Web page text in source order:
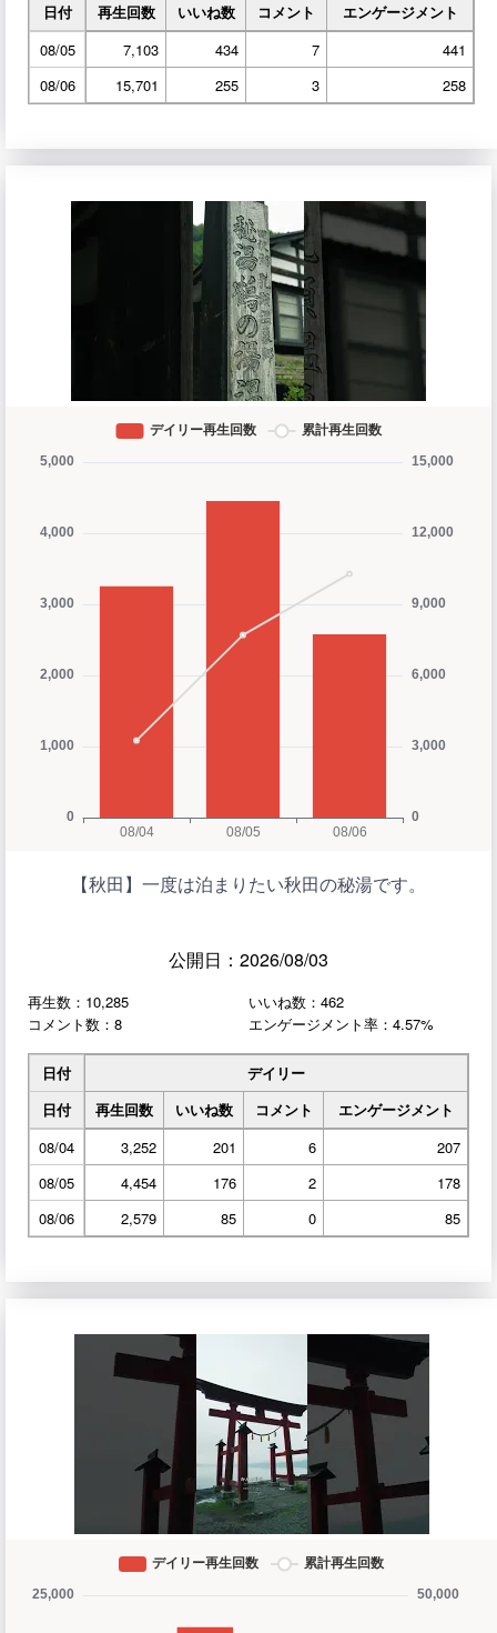
日付
再生回数 いいね数 コメント
エンゲージメント
08/05
7,103 434 7
441
08/06
15,701 255 3 258
【秋田】一度は泊まりたい秋田の秘湯です。
公開日：2026/08/03
再生数：10,285
いいね数：462
コメント数：8
エンゲージメント率：4.57%
日付
デイリー
日付
再生回数 いいね数 コメント
エンゲージメント
08/04
3,252 201 6
207
08/05
4,454 176 2
178
08/06
2,579 85 0 85